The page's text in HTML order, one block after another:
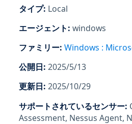
タイプ: Local
エージェント: windows
ファミリー: Windows :
公開日: 2025/5/13
更新日: 2025/10/29
サポートされているセンサー:
Assessment, Nessus Agent,